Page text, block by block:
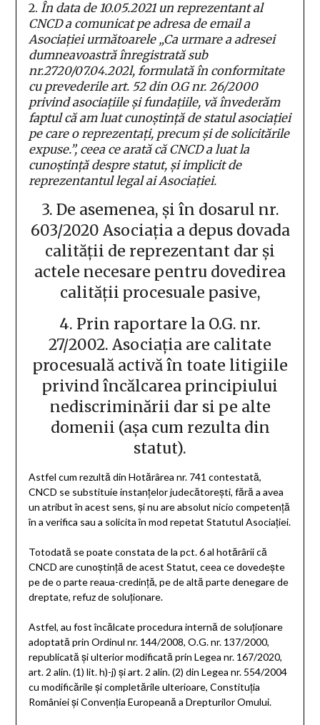
2. În data de 10.05.2021 un reprezentant al
CNCD a comunicat pe adresa de email a
Asociaţiei următoarele „Ca urmare a adresei
dumneavoastră înregistrată sub
nr.2720/07.04.202l, formulată în conformitate
cu prevederile art. 52 din O.G nr. 26/2000
privind asociaţiile şi fundaţiile, vă învederăm
faptul că am luat cunoştinţă de statul asociaţiei
pe care o reprezentaţi, precum şi de solicitările
expuse.”, ceea ce arată că CNCD a luat la
cunoştinţă despre statut, şi implicit de
reprezentantul legal ai Asociaţiei.
3. De asemenea, şi în dosarul nr.
603/2020 Asociaţia a depus dovada
calităţii de reprezentant dar şi
actele necesare pentru dovedirea
calităţii procesuale pasive,
4. Prin raportare la O.G. nr.
27/2002. Asociaţia are calitate
procesuală activă în toate litigiile
privind încălcarea principiului
nediscriminării dar si pe alte
domenii (aşa cum rezulta din
statut).
Astfel cum rezultă din Hotărârea nr. 741 contestată,
CNCD se substituie instanţelor judecătoreşti, fără a avea
un atribut în acest sens, şi nu are absolut nicio competenţă
în a verifica sau a solicita în mod repetat Statutul Asociaţiei.
Totodată se poate constata de la pct. 6 al hotărârii că
CNCD are cunoştinţă de acest Statut, ceea ce dovedeşte
pe de o parte reaua-credinţă, pe de altă parte denegare de
dreptate, refuz de soluţionare.
Astfel, au fost încălcate procedura internă de soluţionare
adoptată prin Ordinul nr. 144/2008, O.G. nr. 137/2000,
republicată şi ulterior modificată prin Legea nr. 167/2020,
art. 2 alin. (1) lit. h)-j) şi art. 2 alin. (2) din Legea nr. 554/2004
cu modificările şi completările ulterioare, Constituţia
României şi Convenţia Europeană a Drepturilor Omului.